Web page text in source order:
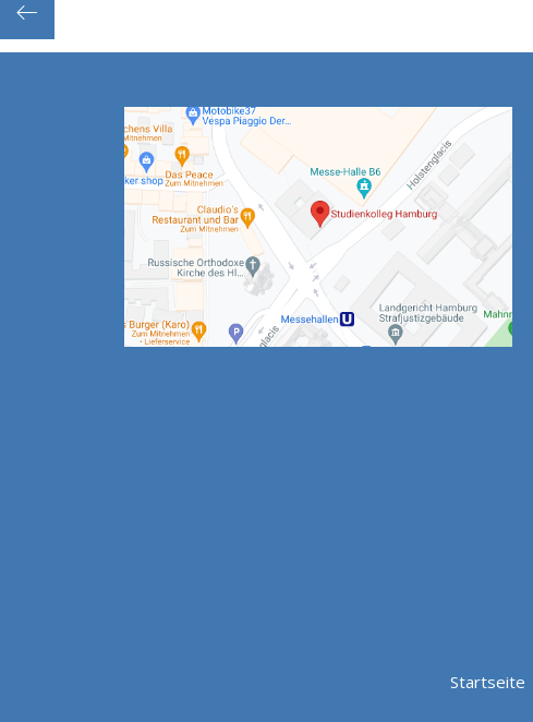
Startseite